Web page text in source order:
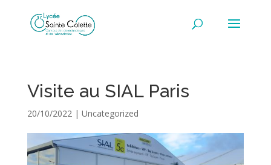
Visite au SIAL Paris
20/10/2022| Uncategorized